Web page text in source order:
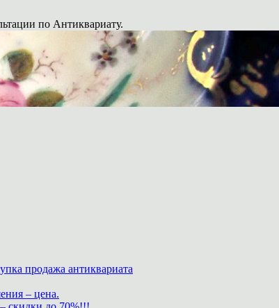
по Антиквариату.
продажа антиквариата
– цена.